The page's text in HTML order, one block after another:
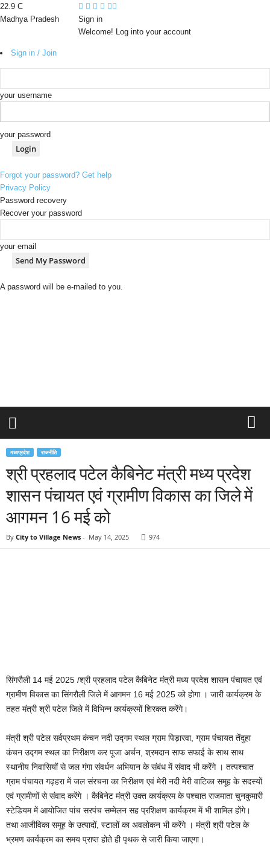
22.9 C
Madhya Pradesh
Sign in / Join
Sign in
Welcome! Log into your account
your username
your password
Forgot your password? Get help
Privacy Policy
Password recovery
Recover your password
your email
A password will be e-mailed to you.
l
मध्यप्रदेश राजनीति
श्री प्रहलाद पटेल कैबिनेट मंत्री मध्य प्रदेश
शासन पंचायत एवं ग्रामीण विकास का जिले में
आगमन 16 मई को
By City to Village News - May 14, 2025 974
सिंगरौली 14 मई 2025 /श्री प्रहलाद पटेल कैबिनेट मंत्री मध्य प्रदेश शासन पंचायत एवं
ग्रामीण विकास का सिंगरौली जिले में आगमन 16 मई 2025 को होगा । जारी कार्यक्रम के
तहत मंत्री श्री पटेल जिले में विभिन्न कार्यक्रमों शिरकत करेंगे।
मंत्री श्री पटेल सर्वप्रथम कंचन नदी उद्गम स्थल ग्राम पिड़ारवा, ग्राम पंचायत तेंदुहा
कंचन उद्गम स्थल का निरीक्षण कर पूजा अर्चन, श्रमदान साफ सफाई के साथ साथ
स्थानीय निवासियों से जल गंगा संवर्धन अभियान के संबंध में संवाद भी करेंगे । तत्पश्चात
ग्राम पंचायत गढ़हरा में जल संरचना का निरीक्षण एवं मेरी नदी मेरी वाटिका समूह के सदस्यों
एवं ग्रामीणों से संवाद करेंगे । कैबिनेट मंत्री उक्त कार्यक्रम के पश्चात राजमाता चुनकुमारी
स्टेडियम में आयोजित पांच सरपंच सम्मेलन सह प्रशिक्षण कार्यक्रम में भी शामिल होंगे।
तथा आजीविका समूह के उत्पादों, स्टालों का अवलोकन भी करेंगे । मंत्री श्री पटेल के
भ्रमण कार्यक्रम का समय प्राप्त होते ही पृथक से जारी किया जाएगा।